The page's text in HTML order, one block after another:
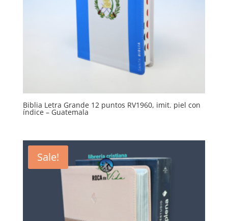
Biblia Letra Grande 12 puntos RV1960, imit. piel con
índice – Guatemala
Sale!